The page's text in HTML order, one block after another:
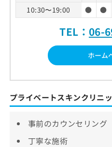
10:30〜19:00
● ●
TEL： 06-
ホーム
プライベートスキンクリニ
事前のカウンセリング
丁寧な施術